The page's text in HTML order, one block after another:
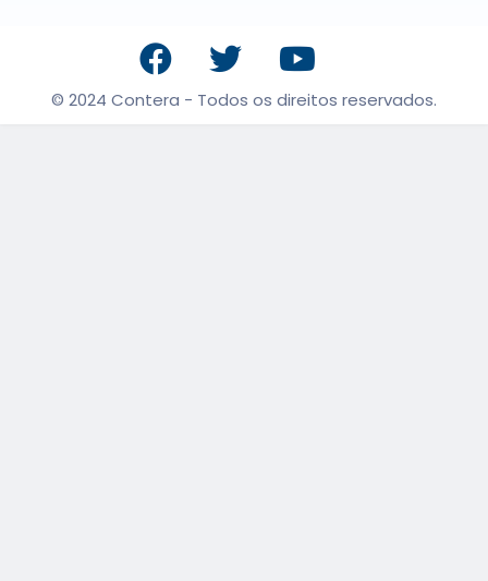
© 2024 Contera - Todos os direitos reservados.